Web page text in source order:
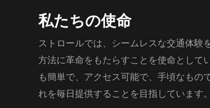
私たちの使命
ストロールでは、シームレスな交通体験
方法に革命をもたらすことを使命として
も簡単で、アクセス可能で、手頃なもの
れを毎日提供することを目指しています。